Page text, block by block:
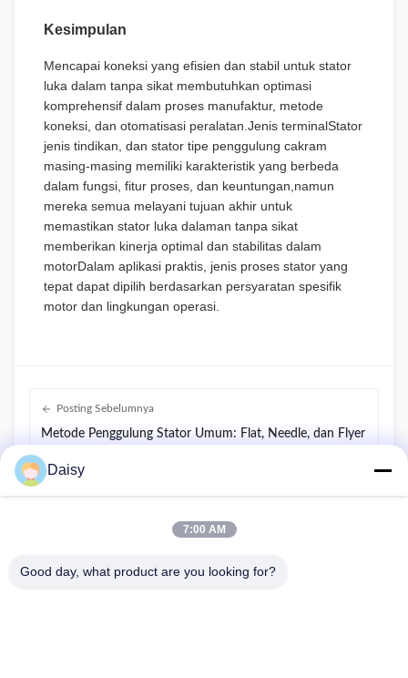
Kesimpulan
Mencapai koneksi yang efisien dan stabil untuk stator
luka dalam tanpa sikat membutuhkan optimasi
komprehensif dalam proses manufaktur, metode
koneksi, dan otomatisasi peralatan.Jenis terminalStator
jenis tindikan, dan stator tipe penggulung cakram
masing-masing memiliki karakteristik yang berbeda
dalam fungsi, fitur proses, dan keuntungan,namun
mereka semua melayani tujuan akhir untuk
memastikan stator luka dalaman tanpa sikat
memberikan kinerja optimal dan stabilitas dalam
motorDalam aplikasi praktis, jenis proses stator yang
tepat dapat dipilih berdasarkan persyaratan spesifik
motor dan lingkungan operasi.
Posting Sebelumnya
Metode Penggulung Stator Umum: Flat, Needle, dan Flyer
Posting berikutnya
Intelligent Otomatis Stator Winding & Masukkan Produksi
Daisy
7:00 AM
Good day, what product are you looking for?